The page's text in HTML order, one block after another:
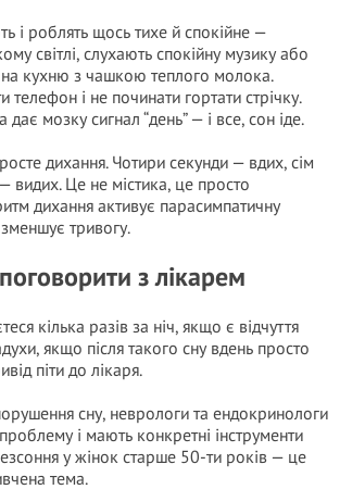
і роблять щось тихе й спокійне —
світлі, слухають спокійну музику або
на кухню з чашкою теплого молока.
телефон і не починати гортати стрічку.
дає мозку сигнал “день” — і все, сон іде.
дихання. Чотири секунди — вдих, сім
видих. Це не містика, це просто
дихання активує парасимпатичну
тривогу.
з лікарем
кілька разів за ніч, якщо є відчуття
якщо після такого сну вдень просто
піти до лікаря.
сну, неврологи та ендокринологи
і мають конкретні інструменти
у жінок старше 50-ти років — це
тема.